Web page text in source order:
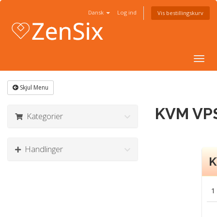
Dansk Log ind Vis bestillingskurv
Skjul Menu
Kategorier
Handlinger
KVM